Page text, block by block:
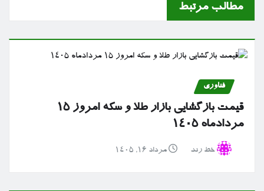
مطالب مرتبط
فناوری
قیمت بازگشایی بازار طلا و سکه امروز ۱۵
مردادماه ۱۴۰۵
خط رند مرداد ۱۶, ۱۴۰۵